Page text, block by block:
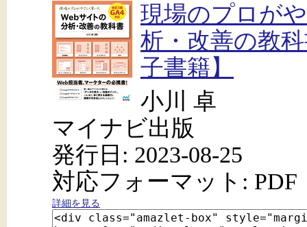
現場のプロが
析・改善の教
子書籍】
小川 卓
マイナビ出版
発行日: 2023-08-25
対応フォーマット: PDF
詳細を見る